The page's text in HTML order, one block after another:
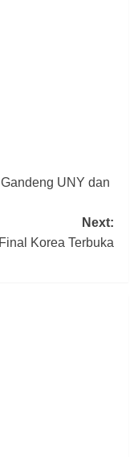
UNY dan
Next:
Korea Terbuka